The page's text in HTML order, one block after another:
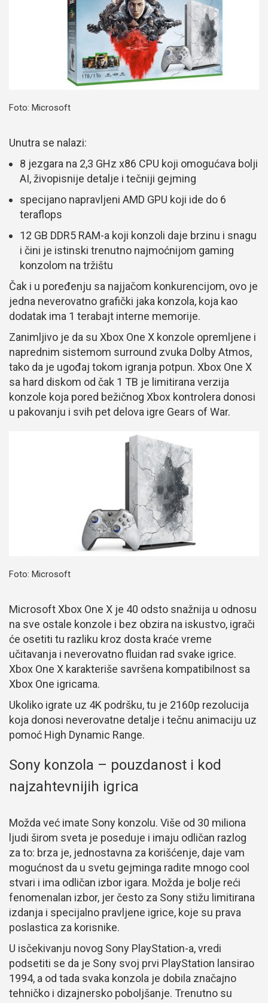
Foto: Microsoft
Unutra se nalazi:
8 jezgara na 2,3 GHz x86 CPU koji omogućava bolji
AI, živopisnije detalje i tečniji gejming
specijano napravljeni AMD GPU koji ide do 6
teraflops
12 GB DDR5 RAM-a koji konzoli daje brzinu i snagu
i čini je istinski trenutno najmoćnijom gaming
konzolom na tržištu
Čak i u poređenju sa najjačom konkurencijom, ovo je
jedna neverovatno grafički jaka konzola, koja kao
dodatak ima 1 terabajt interne memorije.
Zanimljivo je da su Xbox One X konzole opremljene i
naprednim sistemom surround zvuka Dolby Atmos,
tako da je ugođaj tokom igranja potpun. Xbox One X
sa hard diskom od čak 1 TB je limitirana verzija
konzole koja pored bežičnog Xbox kontrolera donosi
u pakovanju i svih pet delova igre Gears of War.
Foto: Microsoft
Microsoft Xbox One X je 40 odsto snažnija u odnosu
na sve ostale konzole i bez obzira na iskustvo, igrači
će osetiti tu razliku kroz dosta kraće vreme
učitavanja i neverovatno fluidan rad svake igrice.
Xbox One X karakteriše savršena kompatibilnost sa
Xbox One igricama.
Ukoliko igrate uz 4K podršku, tu je 2160p rezolucija
koja donosi neverovatne detalje i tečnu animaciju uz
pomoć High Dynamic Range.
Sony konzola – pouzdanost i kod
najzahtevnijih igrica
Možda već imate Sony konzolu. Više od 30 miliona
ljudi širom sveta je poseduje i imaju odličan razlog
za to: brza je, jednostavna za korišćenje, daje vam
mogućnost da u svetu gejminga radite mnogo cool
stvari i ima odličan izbor igara. Možda je bolje reći
fenomenalan izbor, jer često za Sony stižu limitirana
izdanja i specijalno pravljene igrice, koje su prava
poslastica za korisnike.
U isčekivanju novog Sony PlayStation-a, vredi
podsetiti se da je Sony svoj prvi PlayStation lansirao
1994, a od tada svaka konzola je dobila značajno
tehničko i dizajnersko poboljšanje. Trenutno su